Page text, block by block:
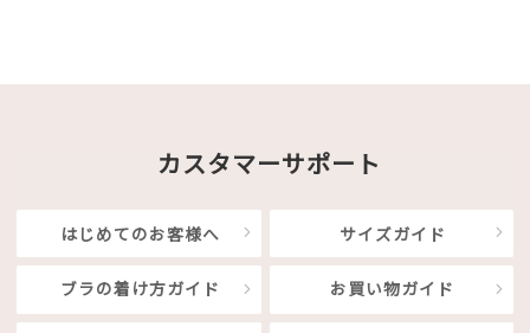
カスタマーサポート
はじめてのお客様へ サイズガイド
ブラの着け方ガイド お買い物ガイド